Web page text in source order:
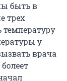
быть в
трех
у
врача